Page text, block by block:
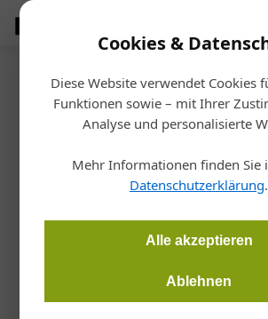
Cookies &
Diese Website verwendet Cookies
Funktionen sowie – mit Ihrer
Analyse und personalisierte
Mehr Informationen finden Sie
Datenschutzerklärung.
Alle akzeptieren
Ablehnen
Startseite/Allgemein
Architektur
Gertrud Purdeller
Im Herbst 2015 soll am Kitzsteinhorn in
und noch schneller als zuvor erreichbar
erforderlichen Stationen Gletscherjet 3